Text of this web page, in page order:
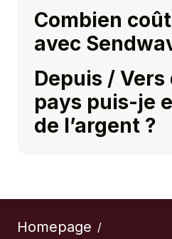
Combien
avec
Depuis / Vers
pays puis-je
de l’argent ?
Homepage /